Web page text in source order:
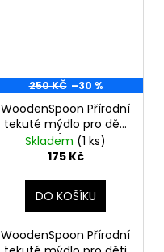
250 KČ –30 %
WoodenSpoon Přírodní
tekuté mýdlo pro děti
300 ml-(poškozený
aplikátor)
Skladem (1 ks)
175 Kč
DO KOŠÍKU
WoodenSpoon Přírodní